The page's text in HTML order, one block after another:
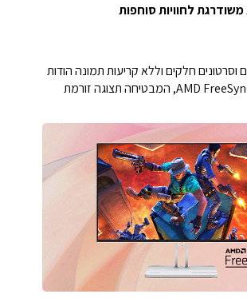
משודרגת לחוויות סוחפות
וסרטונים חלקים וללא קריעות תמונה הודות
לטכנולוגיית ‎AMD FreeSync™‎, המבטיחה תצוגה זורמת